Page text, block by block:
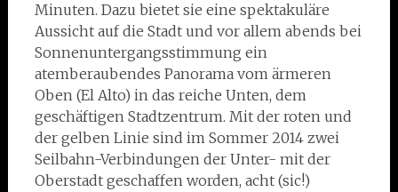
Minuten. Dazu bietet sie eine spektakuläre
Aussicht auf die Stadt und vor allem abends bei
Sonnenuntergangsstimmung ein
atemberaubendes Panorama vom ärmeren
Oben (El Alto) in das reiche Unten, dem
geschäftigen Stadtzentrum. Mit der roten und
der gelben Linie sind im Sommer 2014 zwei
Seilbahn-Verbindungen der Unter- mit der
Oberstadt geschaffen worden, acht (sic!)